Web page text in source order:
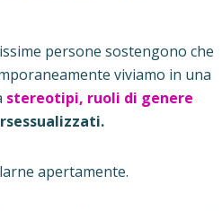
persone sostengono che
viviamo in una
stereotipi, ruoli di genere
apertamente.